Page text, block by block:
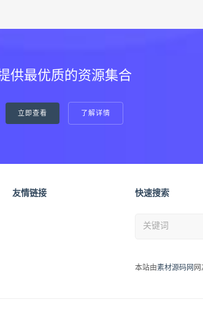
供最优质的资源集合
立即查看 了解详情
友情链接 快速搜索
本站由素材源码网